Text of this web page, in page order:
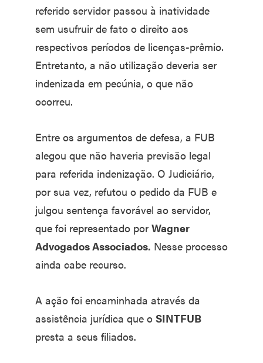
referido servidor passou à inatividade
sem usufruir de fato o direito aos
respectivos períodos de licenças-prêmio.
Entretanto, a não utilização deveria ser
indenizada em pecúnia, o que não
ocorreu.
Entre os argumentos de defesa, a FUB
alegou que não haveria previsão legal
para referida indenização. O Judiciário,
por sua vez, refutou o pedido da FUB e
julgou sentença favorável ao servidor,
que foi representado por Wagner
Advogados Associados. Nesse processo
ainda cabe recurso.
A ação foi encaminhada através da
assistência jurídica que o SINTFUB
presta a seus filiados.